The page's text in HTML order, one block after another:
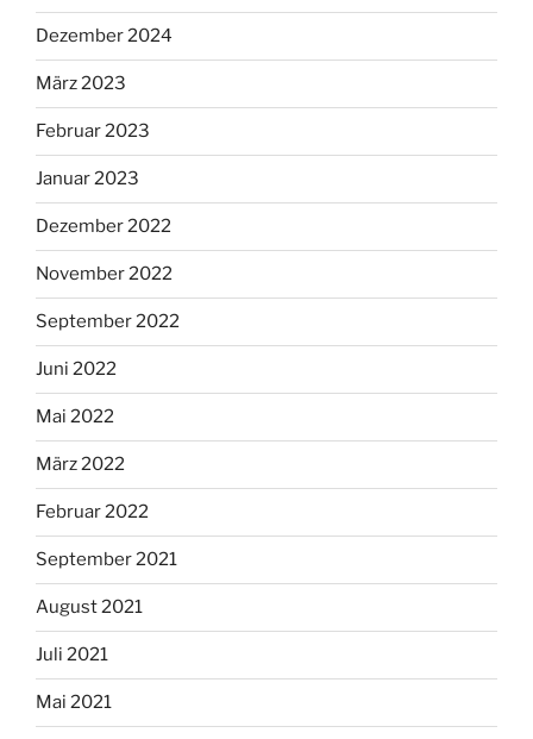
Dezember 2024
März 2023
Februar 2023
Januar 2023
Dezember 2022
November 2022
September 2022
Juni 2022
Mai 2022
März 2022
Februar 2022
September 2021
August 2021
Juli 2021
Mai 2021